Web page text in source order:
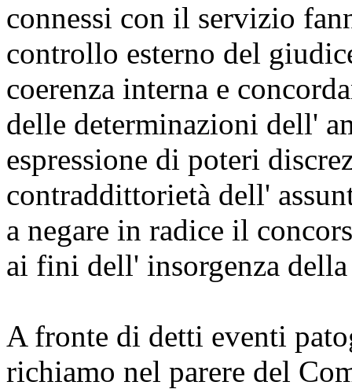
connessi con il servizio
controllo esterno del
coerenza interna e
delle determinazioni dell'
espressione di poteri
contraddittorietà dell'
a negare in radice il
ai fini dell' insorgenza
A fronte di detti eventi
richiamo nel parere del